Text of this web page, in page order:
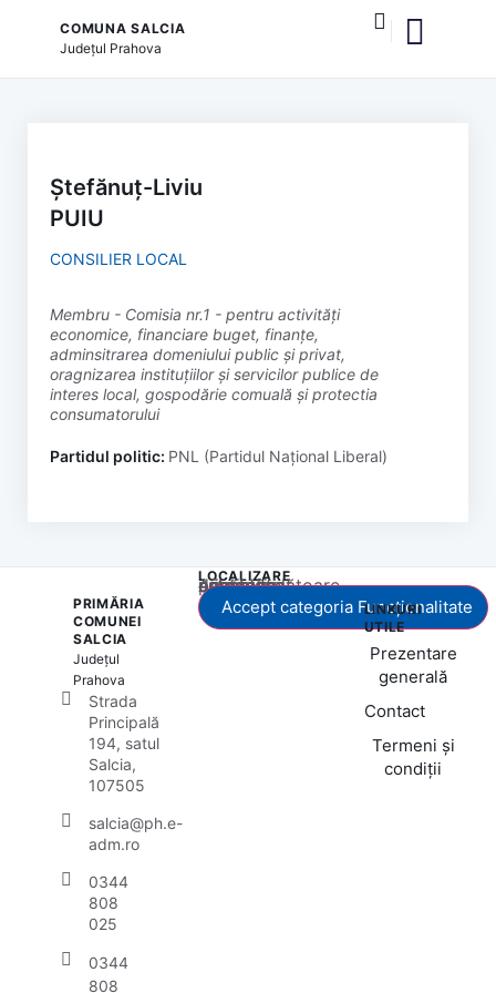
COMUNA SALCIA
Județul Prahova
Ștefănuț-Liviu
PUIU
CONSILIER LOCAL
membru - Comisia nr.1 - pentru activități
economice, financiare buget, finanțe,
adminsitrarea domeniului public și privat,
oragnizarea instituțiilor și servicilor publice de
interes local, gospodărie comuală și protectia
consumatorului
Partidul politic: PNL (Partidul Național Liberal)
PRIMĂRIA
COMUNEI
SALCIA
Județul
Prahova
Strada
Principală
194, satul
Salcia,
107505
salcia@ph.e-
adm.ro
0344
808
025
0344
808
LOCALIZARE
Acest conținut este blocat până când acceptați categoria corespunzătoare de cookie-uri.
Accept categoria Funcționalitate
LINKURI
UTILE
Prezentare
generală
Contact
Termeni și
condiții